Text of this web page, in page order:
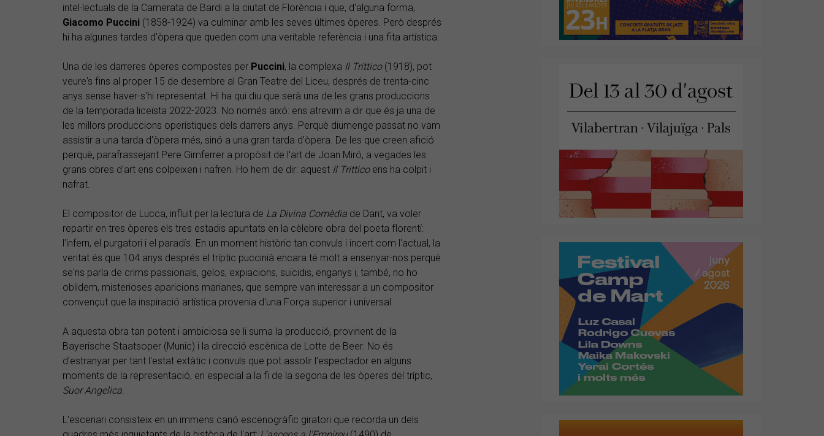
intel·lectuals de la Camerata de Bardi a la ciutat de Florència i que, d'alguna forma,
Giacomo Puccini (1858-1924) va culminar amb les seves últimes òperes. Però després
hi ha algunes tardes d'òpera que queden com una veritable referència i una fita artística.
Una de les darreres òperes compostes per Puccini, la complexa Il Trittico (1918), pot
veure's fins al proper 15 de desembre al Gran Teatre del Liceu, després de trenta-cinc
anys sense haver-s'hi representat. Hi ha qui diu que serà una de les grans produccions
de la temporada liceïsta 2022-2023. No només aixó: ens atrevim a dir que és ja una de
les millors produccions operístiques dels darrers anys. Perquè diumenge passat no vam
assistir a una tarda d'òpera més, sinó a una gran tarda d'òpera. De les que creen afició
perquè, parafrassejant Pere Gimferrer a propòsit de l'art de Joan Miró, a vegades les
grans obres d'art ens colpeixen i nafren. Ho hem de dir: aquest Il Tritticoens ha colpit i
nafrat.
El compositor de Lucca, influït per la lectura de La Divina Comèdia de Dant, va voler
repartir en tres òperes els tres estadis apuntats en la cèlebre obra del poeta florentí:
l'infern, el purgatori i el paradís. En un moment històric tan convuls i incert com l'actual, la
veritat és que 104 anys després el tríptic puccinià encara té molt a ensenyar-nos perquè
se'ns parla de crims passionals, gelos, expiacions, suïcidis, enganys i, també, no ho
oblidem, misterioses aparicions marianes, que sempre van interessar a un compositor
convençut que la inspiració artística provenia d'una Força superior i universal.
A aquesta obra tan potent i ambiciosa se li suma la producció, provinent de la
Bayerische Staatsoper (Munic) i la direcció escènica de Lotte de Beer. No és
d'estranyar per tant l'estat extàtic i convuls que pot assolir l'espectador en alguns
moments de la representació, en especial a la fi de la segona de les òperes del tríptic,
Suor Angelica.
L'escenari consisteix en un immens canó escenogràfic giratori que recorda un dels